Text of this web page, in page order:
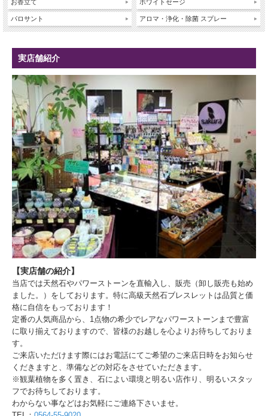
お香立て
パロサント
ホワイトセージ
アロマ・浄化・除菌 スプレー
実店舗紹介
【実店舗の紹介】
当店では天然石やパワーストーンを直輸入し、販売（卸し販売も始め
ました。）をしております。特に高級天然石ブレスレットは品質と価
格に自信をもっております！
定番の人気商品から、1点物の希少でレアなパワーストーンまで豊富
に取り揃えておりますので、皆様のお越しを心よりお待ちしておりま
す。
ご来店いただけます際にはお電話にてご希望のご来店日時をお知らせ
くだきますと、準備などの対応をさせていただきます。
※観葉植物を多く置き、石によい環境と明るい店作り、明るいスタッ
フでお待ちしております。
わからない事などはお気軽にご連絡下さいませ。